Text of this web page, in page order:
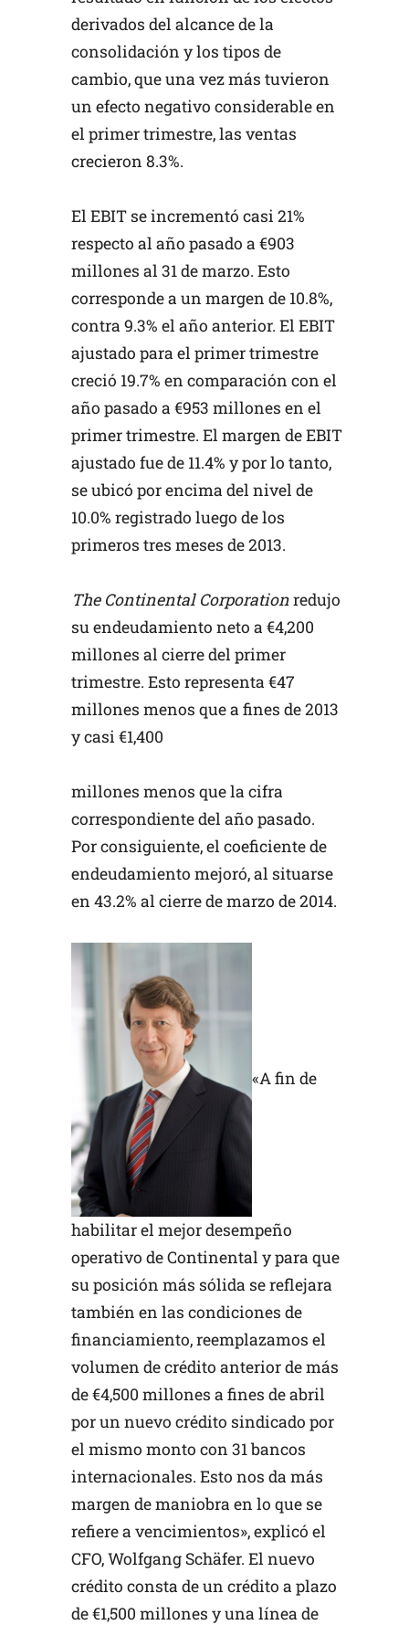
derivados del alcance de la
consolidación y los tipos de
cambio, que una vez más tuvieron
un efecto negativo considerable en
el primer trimestre, las ventas
crecieron 8.3%.
El EBIT se incrementó casi 21%
respecto al año pasado a €903
millones al 31 de marzo. Esto
corresponde a un margen de 10.8%,
contra 9.3% el año anterior. El EBIT
ajustado para el primer trimestre
creció 19.7% en comparación con el
año pasado a €953 millones en el
primer trimestre. El margen de EBIT
ajustado fue de 11.4% y por lo tanto,
se ubicó por encima del nivel de
10.0% registrado luego de los
primeros tres meses de 2013.
The Continental Corporationredujo
su endeudamiento neto a €4,200
millones al cierre del primer
trimestre. Esto representa €47
millones menos que a fines de 2013
y casi €1,400
millones menos que la cifra
correspondiente del año pasado.
Por consiguiente, el coeficiente de
endeudamiento mejoró, al situarse
en 43.2% al cierre de marzo de 2014.
«A fin de
habilitar el mejor desempeño
operativo de Continental y para que
su posición más sólida se reflejara
también en las condiciones de
financiamiento, reemplazamos el
volumen de crédito anterior de más
de €4,500 millones a fines de abril
por un nuevo crédito sindicado por
el mismo monto con 31 bancos
internacionales. Esto nos da más
margen de maniobra en lo que se
refiere a vencimientos», explicó el
CFO, Wolfgang Schäfer. El nuevo
crédito consta de un crédito a plazo
de €1,500 millones y una línea de